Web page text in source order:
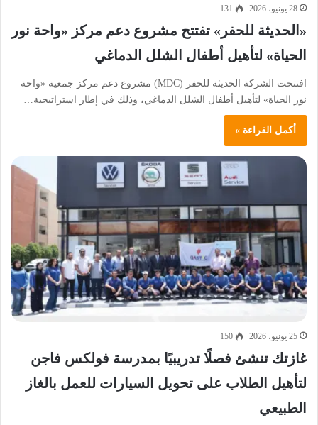
28 يونيو، 2026 131
«الحديثة للحفر» تفتتح مشروع دعم مركز «واحة نور
الحياة» لتأهيل أطفال الشلل الدماغي
افتتحت الشركة الحديثة للحفر (MDC) مشروع دعم مركز جمعية «واحة
نور الحياة» لتأهيل أطفال الشلل الدماغي، وذلك في إطار استراتيجية…
أكمل القراءة »
25 يونيو، 2026 150
غازتك تنشئ فصلًا تدريبيًا بمدرسة فولكس فاجن
لتأهيل الطلاب على تحويل السيارات للعمل بالغاز
الطبيعي